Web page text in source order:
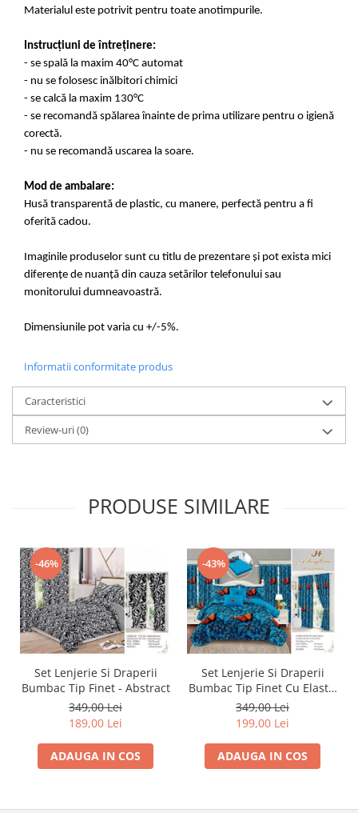
Materialul este potrivit pentru toate anotimpurile.
Instrucțiuni de întreținere:
- se spală la maxim 40°C automat
- nu se folosesc inălbitori chimici
- se calcă la maxim 130°C
- se recomandă spălarea înainte de prima utilizare pentru o igienă
corectă.
- nu se recomandă uscarea la soare.
Mod de ambalare:
Husă transparentă de plastic, cu manere, perfectă pentru a fi
oferită cadou.
Imaginile produselor sunt cu titlu de prezentare și pot exista mici
diferențe de nuanță din cauza setărilor telefonului sau
monitorului dumneavoastră.
Dimensiunile pot varia cu +/-5%.
Informatii conformitate produs
Caracteristici
Review-uri(0)
PRODUSE SIMILARE
-46%
Set Lenjerie Si Draperii
Bumbac Tip Finet - Abstract
349,00 Lei
189,00 Lei
ADAUGA IN COS
-43%
Set Lenjerie Si Draperii
Bumbac Tip Finet Cu Elastic
- Dansul Fluturilor
349,00 Lei
199,00 Lei
ADAUGA IN COS